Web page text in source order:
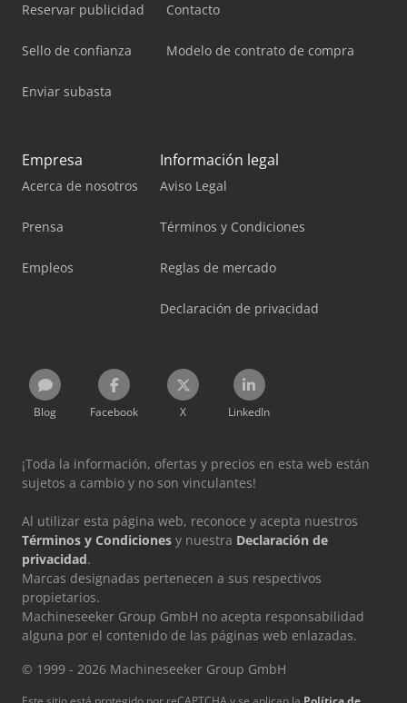
Reservar publicidad
Sello de confianza
Enviar subasta
Contacto
Modelo de contrato de compra
Empresa
Acerca de nosotros
Prensa
Empleos
Información legal
Aviso Legal
Términos y Condiciones
Reglas de mercado
Declaración de privacidad
Blog Facebook X LinkedIn
¡Toda la información, ofertas y precios en esta web están
sujetos a cambio y no son vinculantes!
Al utilizar esta página web, reconoce y acepta nuestros
Términos y Condiciones y nuestra Declaración de
privacidad.
Marcas designadas pertenecen a sus respectivos
propietarios.
Machineseeker Group GmbH no acepta responsabilidad
alguna por el contenido de las páginas web enlazadas.
© 1999 - 2026 Machineseeker Group GmbH